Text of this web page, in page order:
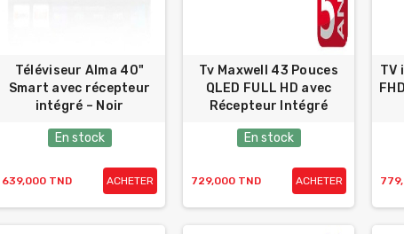
Téléviseur Alma 40"
Smart avec récepteur
intégré – Noir
En stock
639,000 TND ACHETER
Tv Maxwell 43 Pouces
QLED FULL HD avec
Récepteur Intégré
En stock
729,000 TND ACHETER
TV